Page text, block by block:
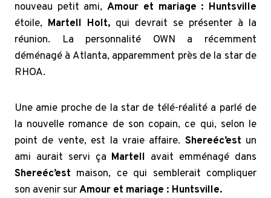
nouveau petit ami,Amour et mariage : Huntsville
étoile, Martell Holt, qui devrait se présenter à la
réunion. La personnalité OWN a récemment
déménagé à Atlanta, apparemment près de la star de
RHOA.
Une amie proche de la star de télé-réalité a parlé de
la nouvelle romance de son copain, ce qui, selon le
point de vente, est la vraie affaire. Shereéc’est un
ami aurait servi ça Martell avait emménagé dans
Shereéc’est maison, ce qui semblerait compliquer
son avenir surAmour et mariage : Huntsville.